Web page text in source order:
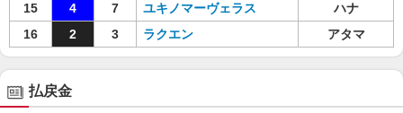
15
4 7 ユキノマーヴェラス
ハナ
16
2 3 ラクエン アタマ
払戻金